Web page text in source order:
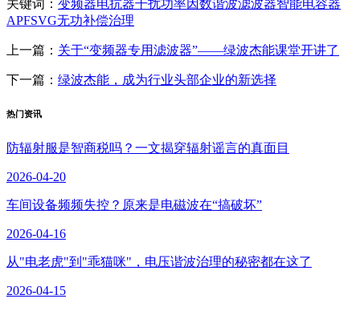
关键词： 变频器电抗器干扰功率因数谐波滤波器智能电容器
APFSVG无功补偿治理
上一篇： 关于“变频器专用滤波器”——绿波杰能课堂开讲了
下一篇： 绿波杰能，成为行业头部企业的新选择
热门资讯
防辐射服是智商税吗？一文揭穿辐射谣言的真面目
2026-04-20
车间设备频频失控？原来是电磁波在“搞破坏”
2026-04-16
从"电老虎"到"乖猫咪"，电压谐波治理的秘密都在这了
2026-04-15